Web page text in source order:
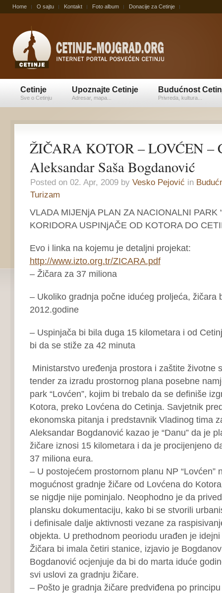
Home O sajtu Kontakt Foto album Donacije za Cetinje
Cetinje
Sve o Cetinju
Upoznajte Cetinje
Adresar, mapa...
Budućnost
Privreda, kultura...
ŽIČARA KOTOR – LOVĆEN –
Aleksandar Saša Bogdanović
Posted on 02. Apr, 2009 by Vesko Pejović in
Turizam
VLADA MIJENjA PLAN ZA NACIONALNI PARK
KORIDORA USPINjAČE OD KOTORA DO
Evo i linka na kojemu je detaljni projekat:
http://www.izto.org.tr/ZICARA.pdf
– Žičara za 37 miliona
– Ukoliko gradnja počne idućeg proljeća, žičara
2012.godine
– Uspinjača bi bila duga 15 kilometara i od
bi da se stiže za 42 minuta
Ministarstvo uređenja prostora i zaštite životne
tender za izradu prostornog plana posebne
park “Lovćen”, kojim bi trebalo da se definiše
Kotora, preko Lovćena do Cetinja. Savjetnik
ekonomska pitanja i predstavnik Vladinog tima
Aleksandar Bogdanović kazao je “Danu” da je
žičare iznosi 15 kilometara i da je procijenjeno
37 miliona eura.
– U postojećem prostornom planu NP “Lovćen”
mogućnost gradnje žičare od Lovćena do
se nigdje nije pominjalo. Neophodno je da
plansku dokumentaciju, kako bi se stvorili
i definisale dalje aktivnosti vezane za
objekta. U prethodnom peoriodu urađen je
Žičara bi imala četiri stanice, izjavio je
Bogdanović ocjenjuje da bi do marta iduće
svi uslovi za gradnju žičare.
– Pošto je gradnja žičare predviđena po